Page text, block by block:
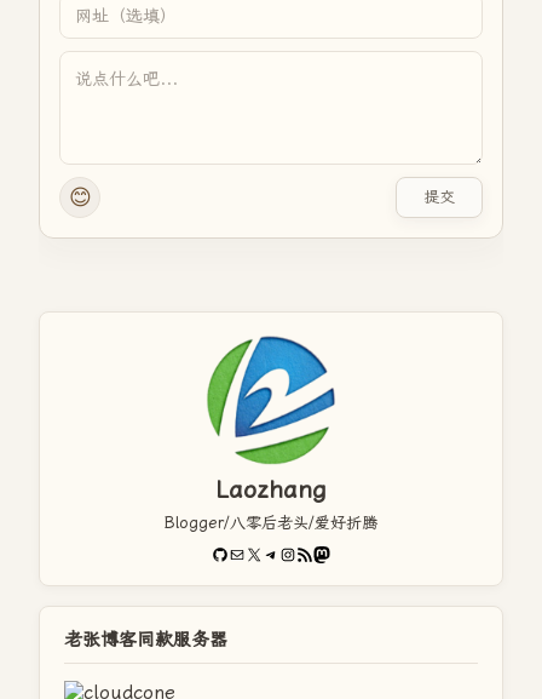
😊 提交
Laozhang
Blogger/八零后老头/爱好折腾
GitHub
电子邮件X Telegram
Instagram
RSS FeedMastodon
老张博客同款服务器